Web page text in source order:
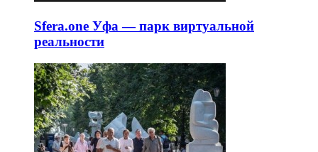
Sfera.one Уфа — парк виртуальной
реальности